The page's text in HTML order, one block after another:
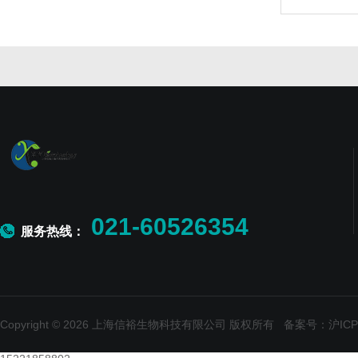
服务热线： 021-60526354
Copyright © 2026 上海信裕生物科技有限公司 版权所有 备案号：沪